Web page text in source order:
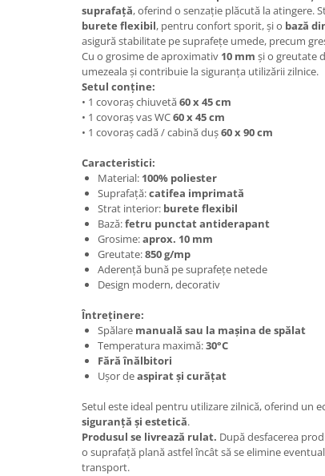
suprafață, oferind o senzație plăcută la atingere.
burete flexibil, pentru confort sporit, și o bază
asigură stabilitate pe suprafețe umede, precum
Cu o grosime de aproximativ 10 mm și o greutate
umezeala și contribuie la siguranța utilizării zilnice.
Setul conține:
• 1 covoraș chiuvetă60 x 45 cm
• 1 covoraș vas WC60 x 45 cm
• 1 covoraș cadă / cabină duș60 x 90 cm
Caracteristici:
Material: 100% poliester
Suprafață:catifea imprimată
Strat interior: burete flexibil
Bază:fetru punctat antiderapant
Grosime:aprox. 10 mm
Greutate:850 g/mp
Aderență bună pe suprafețe netede
Design modern, decorativ
Întreținere:
Spălare manuală sau la mașina de spălat
Temperatura maximă:30°C
Fără înălbitori
Ușor deaspirat și curățat
Setul este ideal pentru utilizare zilnică, oferind un
siguranță și estetică.
Produsul se livrează rulat. După desfacerea
o suprafață plană astfel încât să se elimine
transport.